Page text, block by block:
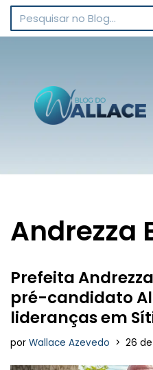
Pular
conteúdo
Andrezza
Prefeita
pré-candidato
lideranças em
por Wallace Azevedo 26